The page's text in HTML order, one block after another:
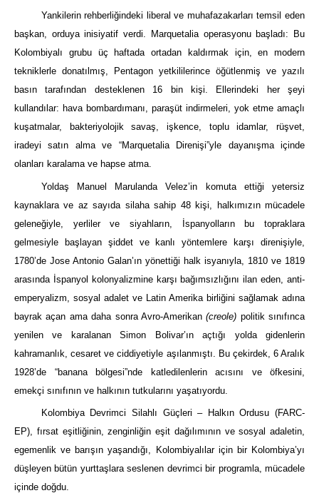
Yankilerin rehberliğindeki liberal ve muhafazakarları temsil eden
başkan, orduya inisiyatif verdi. Marquetalia operasyonu başladı: Bu
Kolombiyalı grubu üç haftada ortadan kaldırmak için, en modern
tekniklerle donatılmış, Pentagon yetkililerince öğütlenmiş ve yazılı
basın tarafından desteklenen 16 bin kişi. Ellerindeki her şeyi
kullandılar: hava bombardımanı, paraşüt indirmeleri, yok etme amaçlı
kuşatmalar, bakteriyolojik savaş, işkence, toplu idamlar, rüşvet,
iradeyi satın alma ve “Marquetalia Direnişi”yle dayanışma içinde
olanları karalama ve hapse atma.
Yoldaş Manuel Marulanda Velez’in komuta ettiği yetersiz
kaynaklara ve az sayıda silaha sahip 48 kişi, halkımızın mücadele
geleneğiyle, yerliler ve siyahların, İspanyolların bu topraklara
gelmesiyle başlayan şiddet ve kanlı yöntemlere karşı direnişiyle,
1780’de Jose Antonio Galan’ın yönettiği halk isyanıyla, 1810 ve 1819
arasında İspanyol kolonyalizmine karşı bağımsızlığını ilan eden, anti-
emperyalizm, sosyal adalet ve Latin Amerika birliğini sağlamak adına
bayrak açan ama daha sonra Avro-Amerikan(creole) politik sınıfınca
yenilen ve karalanan Simon Bolivar’ın açtığı yolda gidenlerin
kahramanlık, cesaret ve ciddiyetiyle aşılanmıştı. Bu çekirdek, 6 Aralık
1928’de “banana bölgesi”nde katledilenlerin acısını ve öfkesini,
emekçi sınıfının ve halkının tutkularını yaşatıyordu.
Kolombiya Devrimci Silahlı Güçleri – Halkın Ordusu (FARC-
EP), fırsat eşitliğinin, zenginliğin eşit dağılımının ve sosyal adaletin,
egemenlik ve barışın yaşandığı, Kolombiyalılar için bir Kolombiya’yı
düşleyen bütün yurttaşlara seslenen devrimci bir programla, mücadele
içinde doğdu.